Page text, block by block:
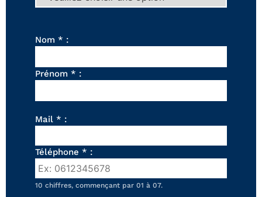
Canapés 3 places
Canapés panoramiques
Fauteuils
Tous les produits
Voir tous les produits et collections
Nom * :
Prénom * :
Mail * :
Téléphone * :
10 chiffres, commençant par 01 à 07.